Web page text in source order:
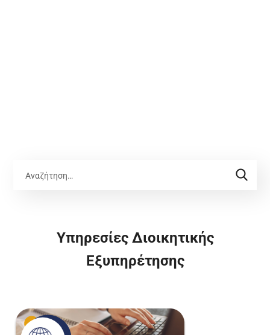
Υπηρεσίες Διοικητικής
Εξυπηρέτησης